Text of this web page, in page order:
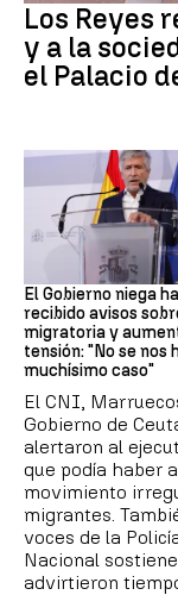
Los Reyes
y a la
el Palacio
El Gobierno niega
recibido avisos
migratoria y
tensión: "No se nos
muchísimo caso"
El CNI,
Gobierno de
alertaron al
que podía haber
movimiento
migrantes.
voces de la
Nacional
advirtieron